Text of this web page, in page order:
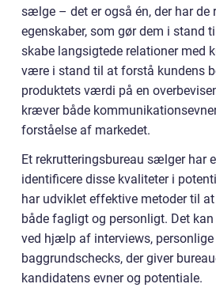
sælge – det er også én, der har de
egenskaber, som gør dem i stand
skabe langsigtede relationer med
være i stand til at forstå kundens
produktets værdi på en
kræver både
forståelse af markedet.
Et rekrutteringsbureau sælger har
identificere disse kvaliteter i
har udviklet effektive metoder til
både fagligt og personligt. Det
ved hjælp af interviews, personlige
baggrundschecks, der giver
kandidatens evner og potentiale.